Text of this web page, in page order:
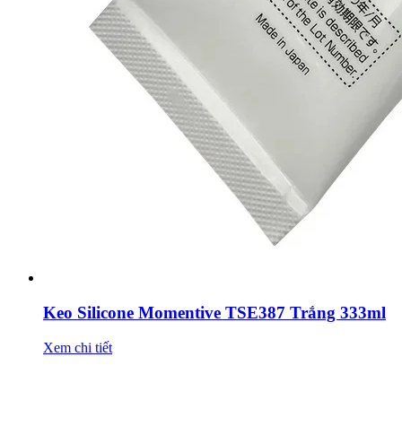
Keo Silicone Momentive TSE387 Trắng 333ml
Xem chi tiết